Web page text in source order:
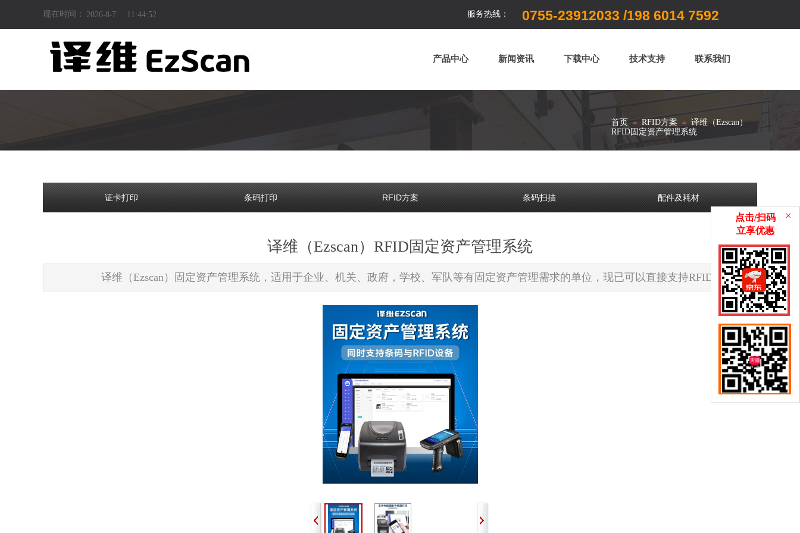
点击/扫码
​立享优惠
×
产品中心 新闻资讯 下载中心 技术支持 联系我们
首页 ≡ RFID方案 ≡ 译维（Ezscan）
RFID固定资产管理系统
证卡打印 条码打印 RFID方案 条码扫描 配件及耗材
译维（Ezscan）RFID固定资产管理系统
译维（Ezscan）固定资产管理系统，适用于企业、机关、政府，学校、军队等有固定资产管理需求的单位，现已可以直接支持RFID
0755-23912033 /198 6014 7592
服务热线：
现在时间： 2026-8-7 11:44:52